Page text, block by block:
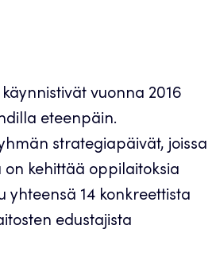
vuonna 2016
eteenpäin.
strategiapäivät, joissa
on kehittää oppilaitoksia
yhteensä 14 konkreettista
edustajista